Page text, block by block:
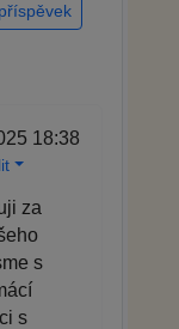
18:38
za
s
s